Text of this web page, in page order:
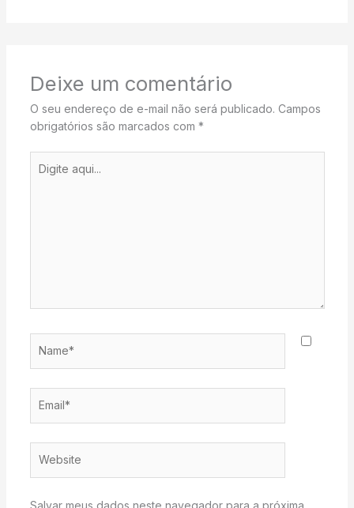
Deixe um comentário
O seu endereço de e-mail não será publicado. Campos
obrigatórios são marcados com *
aqui...
Salvar meus dados neste navegador para a próxima